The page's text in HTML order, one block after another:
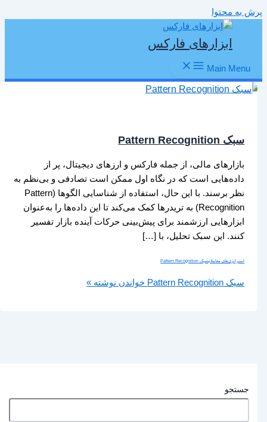
پرش به محتوا
ابزارهای فارکس
Main Menu
جستجو
سبک Pattern Recognition
بازارهای مالی، از جمله فارکس و ارزهای دیجیتال، پر از
داده‌هایی است که در نگاه اول ممکن است تصادفی و بی‌نظم به
نظر برسند. با این حال، استفاده از شناسایی الگوها (Pattern
Recognition) به تریدرها کمک می‌کند تا این داده‌ها را به‌عنوان
ابزارهایی ارزشمند برای پیش‌بینی حرکات آینده بازار تفسیر
کنند. این سبک تحلیل، با […]
استراتژی‌های معاملاتیسبک Pattern Recognition
سبک Pattern Recognition خواندن نوشته »